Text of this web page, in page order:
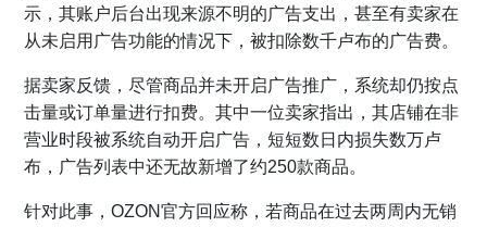
示，其账户后台出现来源不明的广告支出，甚至有卖家在
从未启用广告功能的情况下，被扣除数千卢布的广告费。
据卖家反馈，尽管商品并未开启广告推广，系统却仍按点
击量或订单量进行扣费。其中一位卖家指出，其店铺在非
营业时段被系统自动开启广告，短短数日内损失数万卢
布，广告列表中还无故新增了约250款商品。
针对此事，OZON官方回应称，若商品在过去两周内无销